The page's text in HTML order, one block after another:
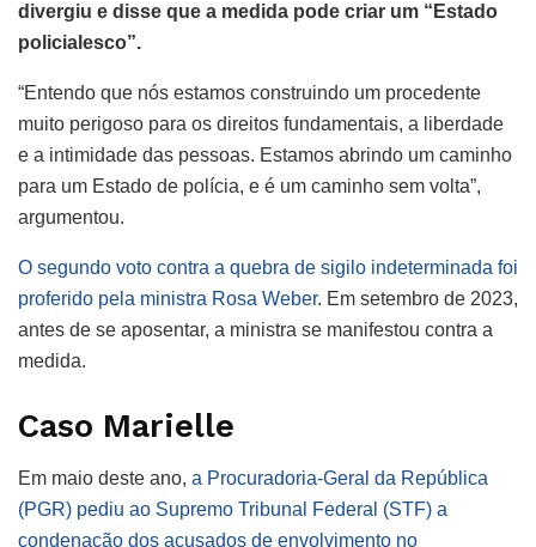
divergiu e disse que a medida pode criar um “Estado
policialesco”.
“Entendo que nós estamos construindo um procedente
muito perigoso para os direitos fundamentais, a liberdade
e a intimidade das pessoas. Estamos abrindo um caminho
para um Estado de polícia, e é um caminho sem volta”,
argumentou.
O segundo voto contra a quebra de sigilo indeterminada foi
proferido pela ministra Rosa Weber. Em setembro de 2023,
antes de se aposentar, a ministra se manifestou contra a
medida.
Caso Marielle
Em maio deste ano, a Procuradoria-Geral da República
(PGR) pediu ao Supremo Tribunal Federal (STF) a
condenação dos acusados de envolvimento no